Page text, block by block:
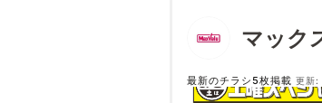
マック
最新のチラシ5枚掲載 更新: